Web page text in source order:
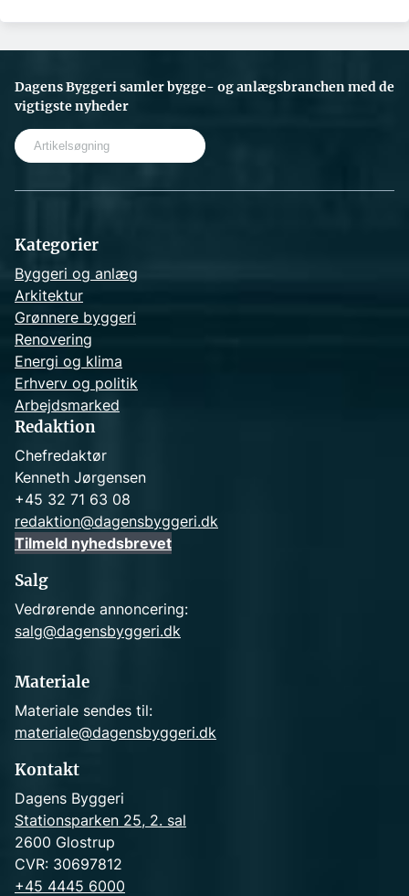
Dagens Byggeri samler bygge- og anlægsbranchen med de
vigtigste nyheder
Kategorier
Byggeri og anlæg
Arkitektur
Grønnere byggeri
Renovering
Energi og klima
Erhverv og politik
Arbejdsmarked
Redaktion
Chefredaktør
Kenneth Jørgensen
+45 32 71 63 08
redaktion@dagensbyggeri.dk
Tilmeld nyhedsbrevet
Salg
Vedrørende annoncering:
salg@dagensbyggeri.dk
Materiale
Materiale sendes til:
materiale@dagensbyggeri.dk
Kontakt
Dagens Byggeri
Stationsparken 25, 2. sal
2600 Glostrup
CVR: 30697812
+45 4445 6000